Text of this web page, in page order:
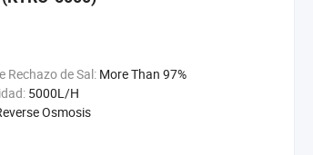
Rechazo de Sal: More Than 97%
5000L/H
Osmosis